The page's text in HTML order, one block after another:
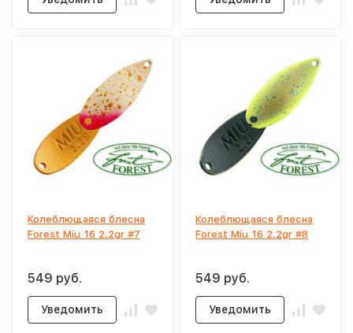
Колеблющаяся блесна
Forest Miu 16 2.2gr #7
549 руб.
Уведомить
Колеблющаяся блесна
Forest Miu 16 2.2gr #8
549 руб.
Уведомить